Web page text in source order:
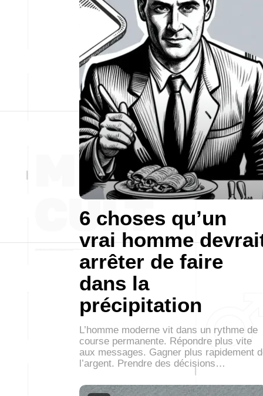
6 choses qu’un
vrai homme
arrêter de faire
dans la
précipitation
L’homme moderne vit dans un rythme de
course permanente. Répondre plus vite
aux messages. Gagner plus rapidement
l’argent. Prendre des décisions…